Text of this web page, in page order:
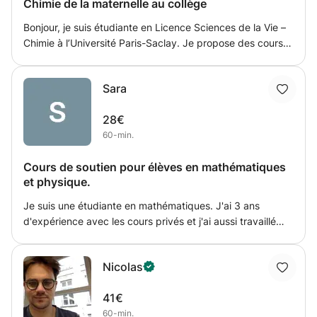
Chimie de la maternelle au collège
Bonjour, je suis étudiante en Licence Sciences de la Vie –
Chimie à l’Université Paris-Saclay. Je propose des cours
compréhension des notions scientifiques et dans leur
progression. Mon objectif est de rendre la svt, la chimie et
les maths plus accessible grâce à des explications claires,
une méthode adaptée et un accompagnement
Sara
28€
60-min.
Cours de soutien pour élèves en mathématiques
et physique.
Je suis une étudiante en mathématiques. J'ai 3 ans
d'expérience avec les cours privés et j'ai aussi travaillé
(classique/générale/européen/International/modulaire). Je
peux enseigner en français. Je donne mes cours via
webcam où à mon bureau. les déplacements sont
possibles.
Nicolas
41€
60-min.